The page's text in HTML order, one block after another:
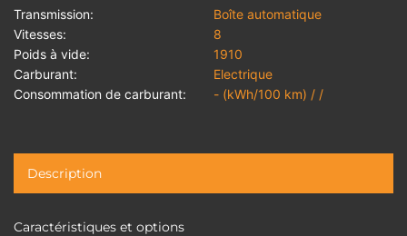
Transmission:
Boîte automatique
Vitesses:
8
Poids à vide:
1910
Carburant:
Electrique
Consommation de carburant:
- (kWh/100 km) / /
Description
Caractéristiques et options